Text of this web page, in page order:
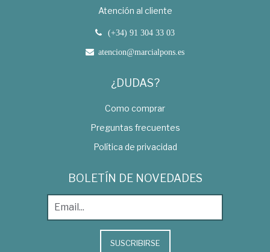
Atención al cliente
(+34) 91 304 33 03
atencion@marcialpons.es
¿DUDAS?
Como comprar
Preguntas frecuentes
Política de privacidad
BOLETÍN DE NOVEDADES
SUSCRIBIRSE